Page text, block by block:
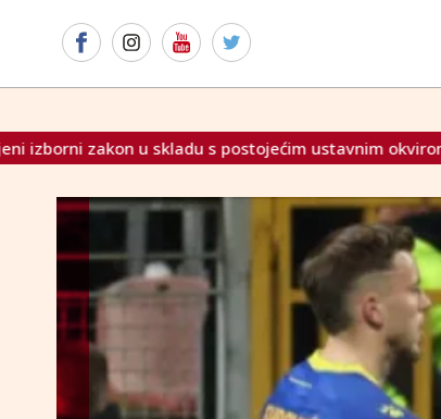
ustavnim okvirom i ustavom sva tri naroda